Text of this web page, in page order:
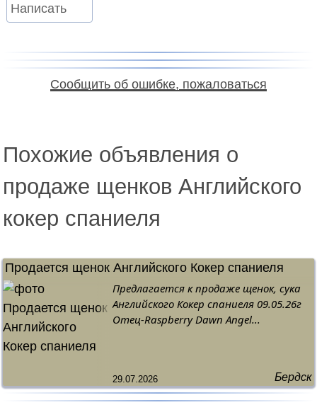
Написать
Сообщить об ошибке, пожаловаться
Похожие объявления о
продаже щенков Английского
кокер спаниеля
Продается щенок Английского Кокер спаниеля
цена не указана
Предлагается к продаже щенок, сука
Английского Кокер спаниеля 09.05.26г
Отец-Raspberry Dawn Angel...
29.07.2026 Бердск